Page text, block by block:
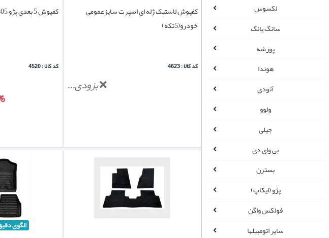
لکسوس
سانگ یانگ
پورشه
هوندا
آئودی
ولوو
جیلی
بی وای دی
بسترن
پژو (ایکاپ)
فولکس واگن
سایر اتومبیلها
کفپوش لاستیک ژله ای اسپرت سایزعمومی
خودرو(5تکه)
کد کالا : 4623
بزودی...
کفپوش 5 بعدی پژو 405 طرح excellent
کد کالا : 4520
الگوی